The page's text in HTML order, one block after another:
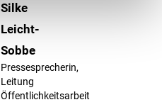
Silke
Leicht-
Sobbe
Pressesprecherin,
Leitung
Öffentlichkeitsarbeit